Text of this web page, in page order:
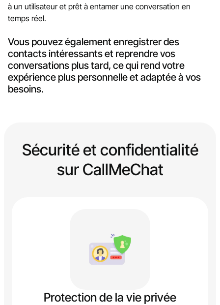
à un utilisateur et prêt à entamer une conversation en
temps réel.
Vous pouvez également enregistrer des
contacts intéressants et reprendre vos
conversations plus tard, ce qui rend votre
expérience plus personnelle et adaptée à vos
besoins.
Sécurité et confidentialité
sur CallMeChat
Protection de la vie privée